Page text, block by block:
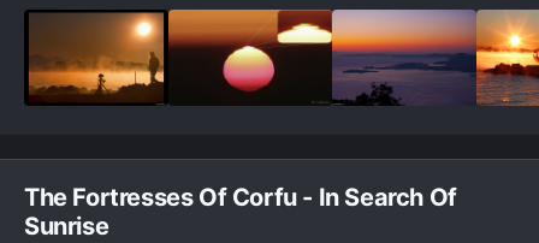
The Fortresses Of Corfu - In Search Of
Sunrise